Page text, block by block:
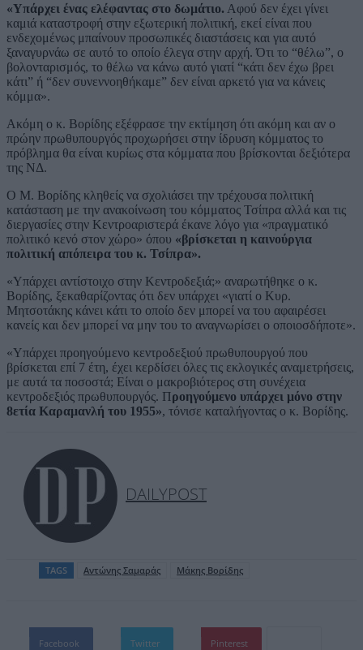
«Υπάρχει ένας ελέφαντας στο δωμάτιο. Αφού δεν έχει γίνει
καμιά καταστροφή στην εξωτερική πολιτική, εκεί είναι που
ενδεχομένως μπαίνουν προσωπικές διαστάσεις και για αυτό
ξαναγυρνάω σε αυτό το οποίο έλεγα στην αρχή. Ότι το “θέλω”, ο
βολονταρισμός, το θέλω να κάνω αυτό γιατί “κάτι δεν έχω βρει
κάτι” ή “δεν συνεννοηθήκαμε” δεν είναι αρκετό για να κάνεις
κόμμα».
Ακόμη ο κ. Βορίδης εξέφρασε την εκτίμηση ότι ακόμη και αν ο
πρώην πρωθυπουργός προχωρήσει στην ίδρυση κόμματος το
πρόβλημα θα είναι κυρίως στα κόμματα που βρίσκονται δεξιότερα
της ΝΔ.
Ο Μ. Βορίδης κληθείς να σχολιάσει την τρέχουσα πολιτική
κατάσταση με την ανακοίνωση του κόμματος Τσίπρα αλλά και τις
διεργασίες στην Κεντροαριστερά έκανε λόγο για «πραγματικό
πολιτικό κενό στον χώρο» όπου «βρίσκεται η καινούργια
πολιτική απόπειρα του κ. Τσίπρα».
«Υπάρχει αντίστοιχο στην Κεντροδεξιά;» αναρωτήθηκε ο κ.
Βορίδης, ξεκαθαρίζοντας ότι δεν υπάρχει «γιατί ο Κυρ.
Μητσοτάκης κάνει κάτι το οποίο δεν μπορεί να του αφαιρέσει
κανείς και δεν μπορεί να μην του το αναγνωρίσει ο οποιοσδήποτε».
«Υπάρχει προηγούμενο κεντροδεξιού πρωθυπουργού που
βρίσκεται επί 7 έτη, έχει κερδίσει όλες τις εκλογικές αναμετρήσεις,
με αυτά τα ποσοστά; Είναι ο μακροβιότερος στη συνέχεια
κεντροδεξιός πρωθυπουργός. Προηγούμενο υπάρχει μόνο στην
8ετία Καραμανλή του 1955», τόνισε καταλήγοντας ο κ. Βορίδης.
DAILYPOST
TAGS Αντώνης Σαμαράς Μάκης Βορίδης
Facebook Twitter Pinterest